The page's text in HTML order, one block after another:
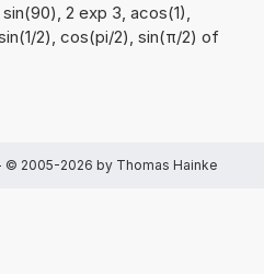
2 exp 3, acos(1),
2), cos(pi/2), sin(π/2) of
© 2005-2026 by Thomas Hainke